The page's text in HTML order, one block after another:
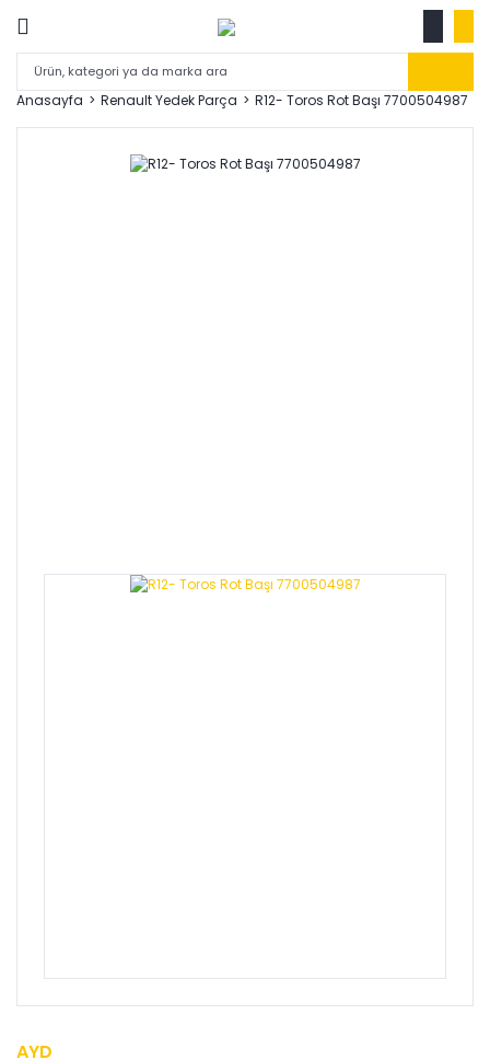
Anasayfa Renault Yedek Parça R12- Toros Rot Başı 7700504987
AYD